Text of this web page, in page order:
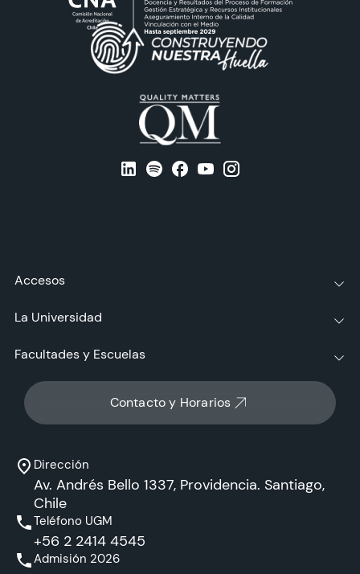
Contacto y Horarios
Dirección
Av. Andrés Bello 1337, Providencia. Santiago,
Chile
Teléfono UGM
+56 2 2414 4545
Admisión 2026
Accesos
La Universidad
Facultades y Escuelas